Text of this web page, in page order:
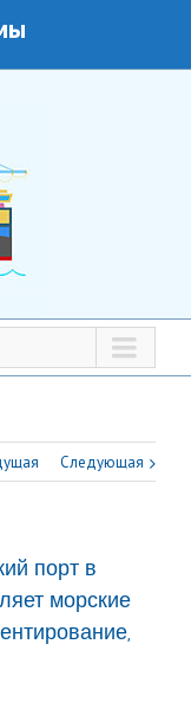
Следующая
порт в
морские